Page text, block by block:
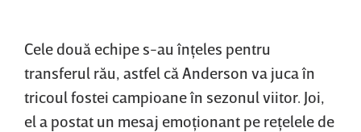
Cele două echipe s-au înţeles pentru
transferul rău, astfel că Anderson va juca în
tricoul fostei campioane în sezonul viitor. Joi,
el a postat un mesaj emoţionant pe reţelele de